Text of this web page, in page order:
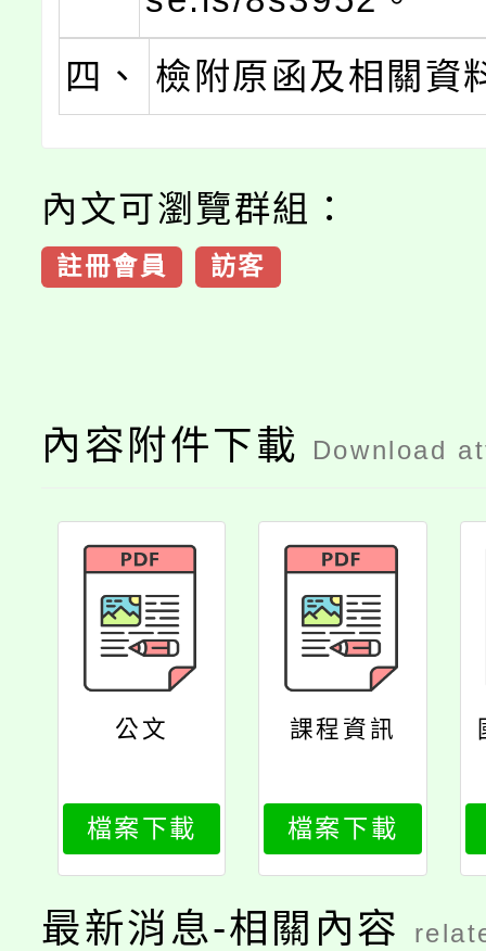
四、
檢附原函及相關資
內文可瀏覽群組：
註冊會員 訪客
內容附件下載 Download
公文
檔案下載
課程資訊
檔案下載
最新消息-相關內容